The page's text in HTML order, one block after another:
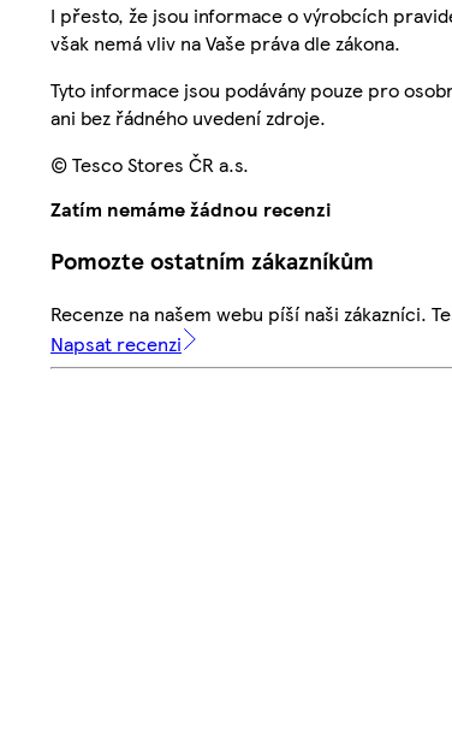
I přesto, že jsou informace o výrobcích
však nemá vliv na Vaše práva dle zákona.
Tyto informace jsou podávány pouze pro
ani bez řádného uvedení zdroje.
© Tesco Stores ČR a.s.
Zatím nemáme žádnou recenzi
Pomozte ostatním zákazníkům
Recenze na našem webu píší naši zákazníci.
Napsat recenzi